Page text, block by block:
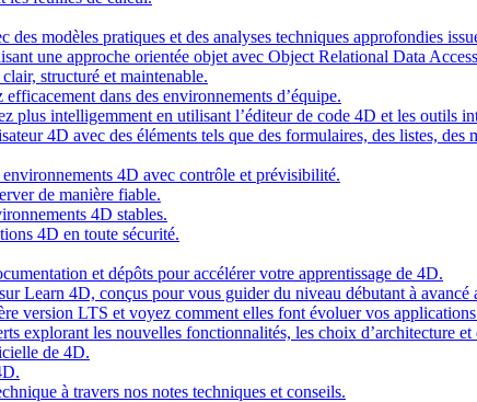
modèles pratiques et des analyses techniques approfondies
une approche orientée objet avec Object Relational Data
structuré et maintenable.
dans des environnements d’équipe.
plus intelligemment en utilisant l’éditeur de code 4D et les outils
4D avec des éléments tels que des formulaires, des listes, des
4D avec contrôle et prévisibilité.
de manière fiable.
4D stables.
4D en toute sécurité.
et dépôts pour accélérer votre apprentissage de 4D.
Learn 4D, conçus pour vous guider du niveau débutant à avancé
version LTS et voyez comment elles font évoluer vos
explorant les nouvelles fonctionnalités, les choix d’architecture
de 4D.
à travers nos notes techniques et conseils.